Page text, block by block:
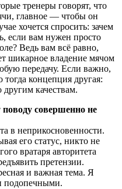
тренеры говорят, что
главное — чтобы он
хочется спросить: зачем
если вам нужен просто
Ведь вам всё равно,
шикарное владение мячом
передачу. Если важно,
тогда концепция другая:
качествам.
совершенно не
в неприкосновенности.
его статус, никто не
вратаря авторитета
претензии.
и важная тема. Я
подопечными.